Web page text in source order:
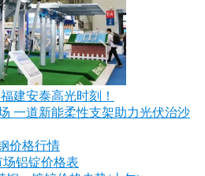
建安泰高光时刻！
一道新能柔性支架助力光伏治沙
价格行情
场铝锭价格表